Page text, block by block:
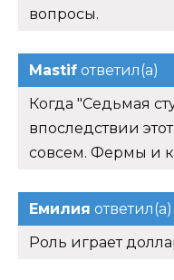
вопросы.
Mastif ответил(а)
Когда "Седьмая
впоследствии
совсем. Фермы и
Емилия ответил(а)
Роль играет